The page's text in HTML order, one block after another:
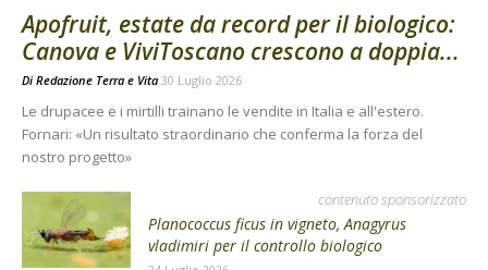
Apofruit, estate da record per il biologico:
Canova e ViviToscano crescono a doppia...
Di Redazione Terra e Vita 30 Luglio 2026
Le drupacee e i mirtilli trainano le vendite in Italia e all'estero.
Fornari: «Un risultato straordinario che conferma la forza del
nostro progetto»
contenuto sponsorizzato
Planococcus ficus in vigneto, Anagyrus
vladimiri per il controllo biologico